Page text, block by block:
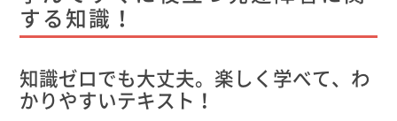
する知識！
知識ゼロでも大丈夫。楽しく学べて、わ
かりやすいテキスト！